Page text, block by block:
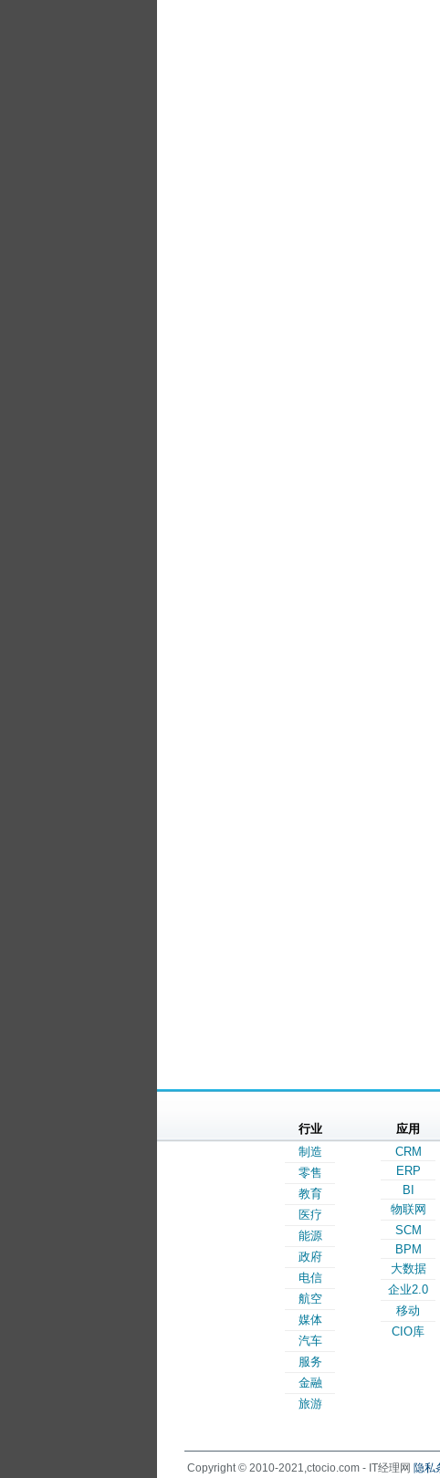
行业
制造
零售
教育
医疗
能源
政府
电信
航空
媒体
汽车
服务
金融
旅游
应用
CRM
ERP
BI
物联网
SCM
BPM
大数据
企业2.0
移动
CIO库
Copyright © 2010-2021,ctocio.com - IT经理网 隐私